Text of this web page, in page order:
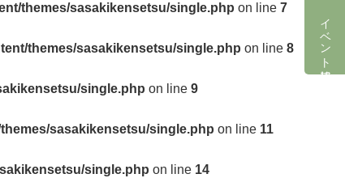
イベント情報
themes/sasakikensetsu/single.php on line 7
themes/sasakikensetsu/single.php on line 8
single.php on line 9
sasakikensetsu/single.php on line 11
single.php on line 14